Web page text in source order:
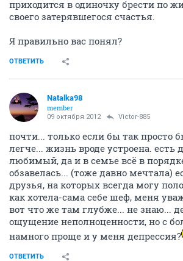
приходится в одиночку брести по
своего затерявшегося счастья.
Я правильно вас понял?
ОТВЕТИТЬ
Natalka98
member
09 октября 2012 Victor-885
почти... только если бы так просто
легче... жизнь вроде устроена. есть
любимый, да и в семье всё в
обзавелась... (тоже давно мечтала)
друзья, на которых всегда могу
как хотела-сама себе шеф, меня
вот что же там глубже... не знаю...
ощущение неполноценности, но с
намного проще и у меня депрессия?
ОТВЕТИТЬ